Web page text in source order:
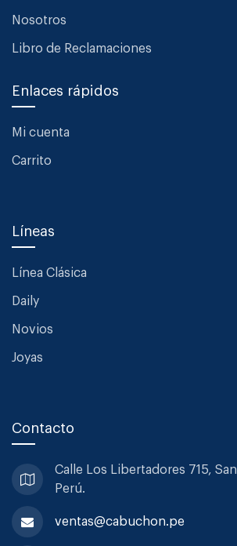
Nosotros
Libro de Reclamaciones
Enlaces rápidos
Mi cuenta
Carrito
Líneas
Línea Clásica
Daily
Novios
Joyas
Contacto
Calle Los Libertadores 715, San
Perú.
ventas@cabuchon.pe